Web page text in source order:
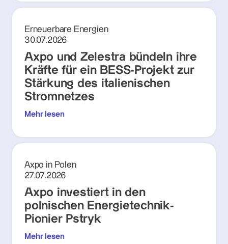
Erneuerbare Energien
30.07.2026
Axpo und Zelestra bündeln ihre
Kräfte für ein BESS-Projekt zur
Stärkung des italienischen
Stromnetzes
Mehr lesen
Axpo in Polen
27.07.2026
Axpo investiert in den
polnischen Energietechnik-
Pionier Pstryk
Mehr lesen